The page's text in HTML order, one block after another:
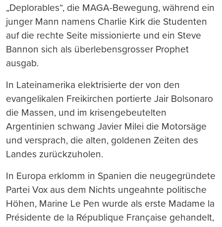
„Deplorables“, die MAGA-Bewegung, während ein
junger Mann namens Charlie Kirk die Studenten
auf die rechte Seite missionierte und ein Steve
Bannon sich als überlebensgrosser Prophet
ausgab.
In Lateinamerika elektrisierte der von den
evangelikalen Freikirchen portierte Jair Bolsonaro
die Massen, und im krisengebeutelten
Argentinien schwang Javier Milei die Motorsäge
und versprach, die alten, goldenen Zeiten des
Landes zurückzuholen.
In Europa erklomm in Spanien die neugegründete
Partei Vox aus dem Nichts ungeahnte politische
Höhen, Marine Le Pen wurde als erste Madame la
Présidente de la République Française gehandelt,